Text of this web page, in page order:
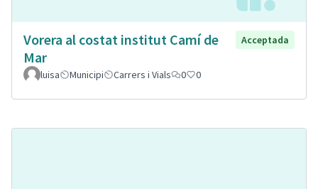
Vorera al costat institut Camí de
Mar
Acceptada
luisa Municipi Carrers i Vials 0 0